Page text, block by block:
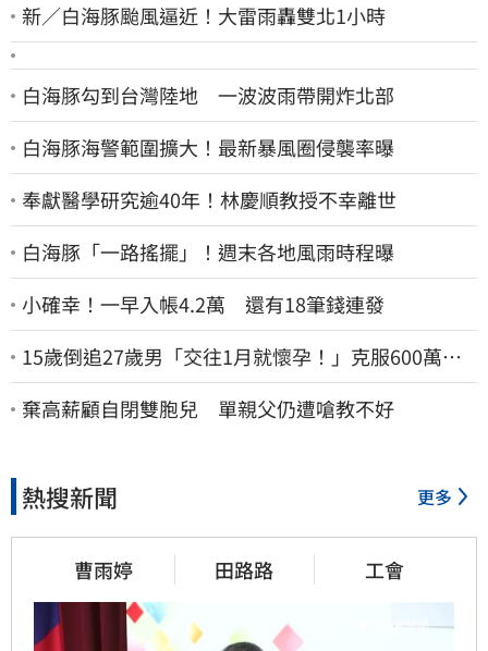
新／白海豚颱風逼近！大雷雨轟雙北1小時
白海豚勾到台灣陸地 一波波雨帶開炸北部
白海豚海警範圍擴大！最新暴風圈侵襲率曝
奉獻醫學研究逾40年！林慶順教授不幸離世
白海豚「一路搖擺」！週末各地風雨時程曝
小確幸！一早入帳4.2萬 還有18筆錢連發
15歲倒追27歲男「交往1月就懷孕！」克服600萬債
務 36歲美魔女當阿嬤了
棄高薪顧自閉雙胞兒 單親父仍遭嗆教不好
熱搜新聞 更多
曹雨婷 田路路 工會